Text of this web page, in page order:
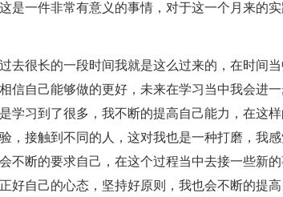
是一件非常有意义的事情，对于这一个月来的
去很长的一段时间我就是这么过来的，在时间
信自己能够做的更好，未来在学习当中我会进
学习到了很多，我不断的提高自己能力，在这
，接触到不同的人，这对我也是一种打磨，我
不断的要求自己，在这个过程当中去接一些新
好自己的心态，坚持好原则，我也会不断的提